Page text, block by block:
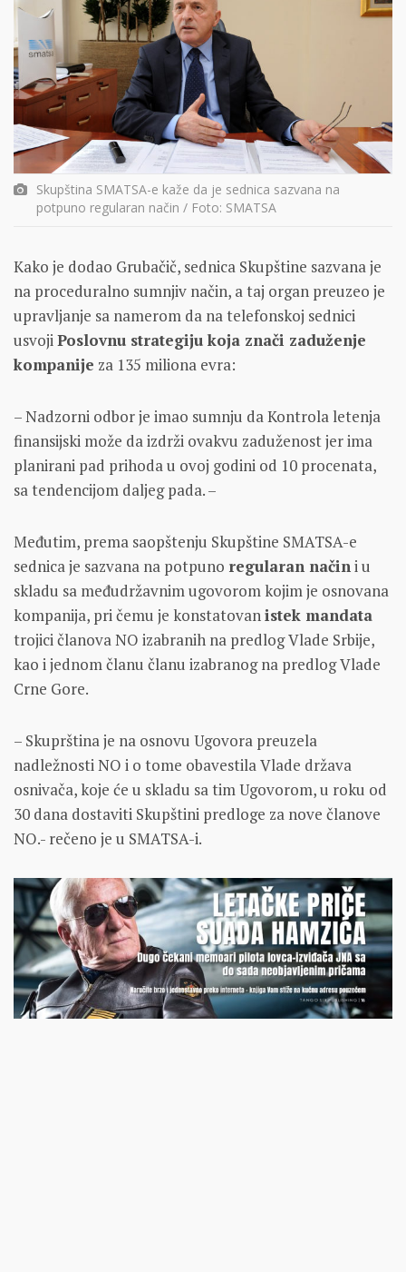
Skupština SMATSA-e kaže da je sednica sazvana na
potpuno regularan način / Foto: SMATSA
Kako je dodao Grubačič, sednica Skupštine sazvana je
na proceduralno sumnjiv način, a taj organ preuzeo je
upravljanje sa namerom da na telefonskoj sednici
usvojiPoslovnu strategiju koja znači zaduženje
kompanije za 135 miliona evra:
– Nadzorni odbor je imao sumnju da Kontrola letenja
finansijski može da izdrži ovakvu zaduženost jer ima
planirani pad prihoda u ovoj godini od 10 procenata,
sa tendencijom daljeg pada. –
Međutim, prema saopštenju Skupštine SMATSA-e
sednica je sazvana na potpuno regularan načini u
skladu sa međudržavnim ugovorom kojim je osnovana
kompanija, pri čemu je konstatovanistek mandata
trojici članova NO izabranih na predlog Vlade Srbije,
kao i jednom članu članu izabranog na predlog Vlade
Crne Gore.
– Skuprština je na osnovu Ugovora preuzela
nadležnosti NO i o tome obavestila Vlade država
osnivača, koje će u skladu sa tim Ugovorom, u roku od
30 dana dostaviti Skupštini predloge za nove članove
NO.- rečeno je u SMATSA-i.